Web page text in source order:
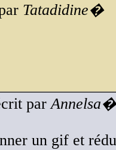
Tatadidine�
par Annelsa�
un gif et